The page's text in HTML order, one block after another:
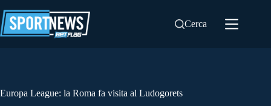
al
contenuto
Cerca
Europa League: la Roma fa visita al Ludogorets